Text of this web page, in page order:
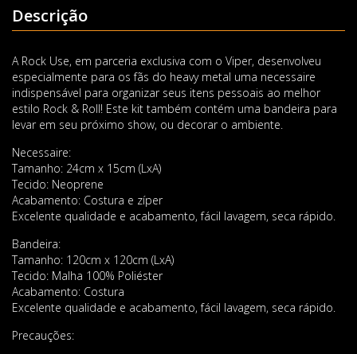
Descrição
A Rock Use, em parceria exclusiva com o Viper, desenvolveu
especialmente para os fãs do heavy metal uma necessaire
indispensável para organizar seus itens pessoais ao melhor
estilo Rock & Roll! Este kit também contém uma bandeira para
levar em seu próximo show, ou decorar o ambiente.
Necessaire:
Tamanho: 24cm x 15cm (LxA)
Tecido: Neoprene
Acabamento: Costura e zíper
Excelente qualidade e acabamento, fácil lavagem, seca rápido.
Bandeira:
Tamanho: 120cm x 120cm (LxA)
Tecido: Malha 100% Poliéster
Acabamento: Costura
Excelente qualidade e acabamento, fácil lavagem, seca rápido.
Precauções: